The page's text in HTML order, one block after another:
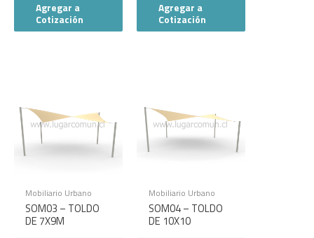
Agregar a
Cotización
Agregar a
Cotización
Mobiliario Urbano
SOM03 – TOLDO
DE 7X9M
Mobiliario Urbano
SOM04 – TOLDO
DE 10X10